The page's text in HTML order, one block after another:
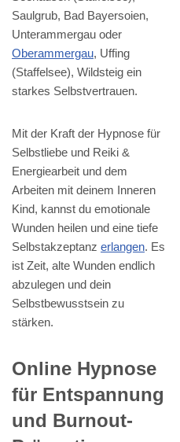
Saulgrub, Bad Bayersoien,
Unterammergau oder
Oberammergau, Uffing
(Staffelsee), Wildsteig ein
starkes Selbstvertrauen.
Mit der Kraft der Hypnose für
Selbstliebe und Reiki &
Energiearbeit und dem
Arbeiten mit deinem Inneren
Kind, kannst du emotionale
Wunden heilen und eine tiefe
Selbstakzeptanz erlangen. Es
ist Zeit, alte Wunden endlich
abzulegen und dein
Selbstbewusstsein zu
stärken.
Online Hypnose
für Entspannung
und Burnout-